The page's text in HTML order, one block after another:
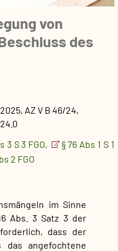
von
des
, AZ V B 46/24,
3 S 3 FGO,
§ 76 Abs 1 S 1
2 FGO
im Sinne
Abs. 3 Satz 3 der
dass der
das angefochtene